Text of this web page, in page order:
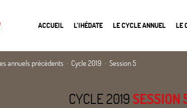
ACCUEIL L’IHÉDATE LE CYCLE ANNUEL LE
annuels précédents Cycle 2019 Session 5
CYCLE 2019SESSION